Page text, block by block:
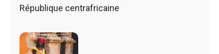
République centrafricaine